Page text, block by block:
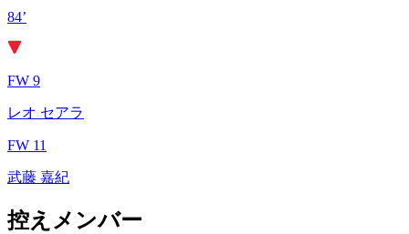
84’
FW 9
レオ セアラ
FW 11
武藤 嘉紀
控えメンバー